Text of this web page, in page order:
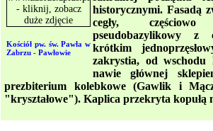
Kościół pw. św. Pawła w
Zabrzu - Pawłowie
historycznymi. Fasadą
cegły,
pseudobazylikowy z
krótkim
zakrystia, od
nawie głównej
prezbiterium kolebkowe (Gawlik i
"kryształowe"). Kaplica przekryta kopułą